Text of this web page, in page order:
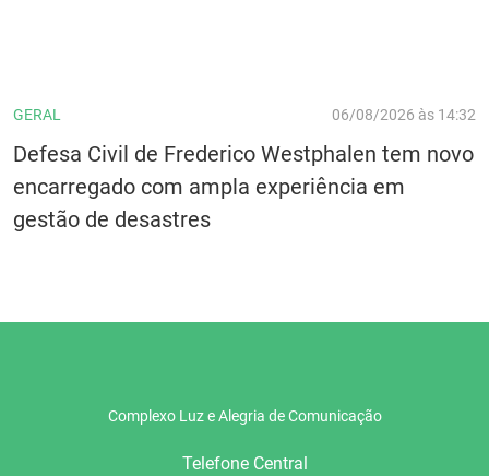
GERAL 06/08/2026 às 14:32
Defesa Civil de Frederico Westphalen tem novo
encarregado com ampla experiência em
gestão de desastres
Complexo Luz e Alegria de Comunicação
Telefone Central